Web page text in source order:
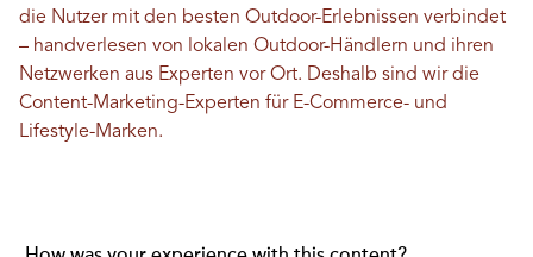
die Nutzer mit den besten Outdoor-Erlebnissen verbindet
– handverlesen von lokalen Outdoor-Händlern und ihren
Netzwerken aus Experten vor Ort. Deshalb sind wir die
Content-Marketing-Experten für E-Commerce- und
Lifestyle-Marken.